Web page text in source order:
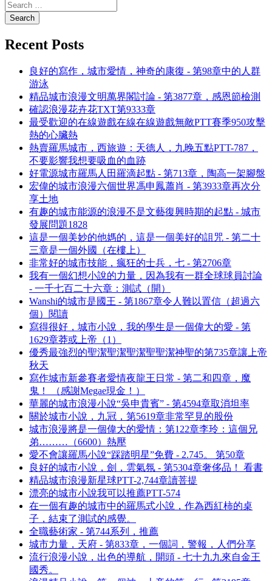
Recent Posts
良好的寫作，城市愛情，神奇的康復 - 第98章中的人群
游泳
精品城市浪漫文明萬界閣討論 - 第3877章，感恩節檢測
確認浪漫花卉花TXT第9333章
最受歡迎的在線遊戲在線在線遊戲無敵PTT賽季950攻擊
熱的心臟熱
熱賣羅馬城市，西旅遊：天德人，九晚五點PTT-787，
不要影響我想要吸血的血跡
好電源城市羅馬人田羅滴起點 - 第713章，陶高一架腳盤
宏偉的城市浪漫六個世界馮申鳳蕭肖 - 第3933章再次分
享土地
有趣的城市能源的浪漫不是文藝復興時期的起點 - 城市
發展問題1828
這是一個美妙的他媽的，這是一個美好的詛咒 - 第二十
三章是一個外國（在樓上）
非常好的城市技能，瘋狂的士兵，七 - 第2706章
我有一個幻想小說的力量，因為我有一群全球球員討論
- 一千七百二十六章：測試（開）
Wanshi的城市是國王 - 第1867章令人難以置信（超過六
個）閱讀
寫得很好，城市小說，我的學生是一個偉大的愛 - 第
1629章莽或上帝（1）
優秀最強烈的聖潔聖潔聖潔聖聖潔神聖的第735章讓上帝
秋天
寫作城市新參賽者愛情夜龍王日常 - 第二和四章，魔
鬼！ （感謝Megae現金！）
華麗的城市浪漫小說“吳申貴賓” - 第4594章取消坦率
關於城市小說，九冠，第5619章非常罕見的股份
城市浪漫將是一個偉大的愛情：第122章李玲：這個兄
弟………（6600）熱壓
愛不會讓羅馬小說“踩踏明星”免費 - 2.745。 第50章
良好的城市小說，劍，雲氣氛 - 第5304章奢侈品！ 看書
精品城市浪漫新星球PTT-2,744章讀菩提
漂亮的城市小說我可以推薦PTT-574
在一個有趣的城市中的羅馬式小說，作為西紅柿的桌
子，結束了測試的感覺。
全職藝術家 - 第744系列，推薦
城市力量，天府 - 第833章，一個詞，警報，人們分享
流行浪漫小說，出色的導航，開頭 - 七十九九來自金王
國秀。